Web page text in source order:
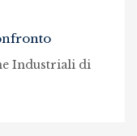
Industriali di